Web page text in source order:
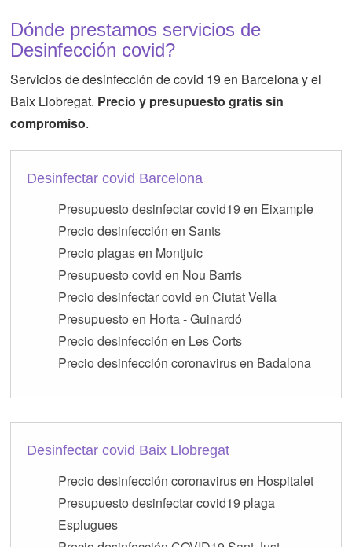
Dónde prestamos servicios de
Desinfección covid?
Servicios de desinfección de covid 19 en Barcelona y el
Baix Llobregat. Precio y presupuesto gratis sin
compromiso.
Desinfectar covid Barcelona
Presupuesto desinfectar covid19 en Eixample
Precio desinfección en Sants
Precio plagas en Montjuic
Presupuesto covid en Nou Barris
Precio desinfectar covid en Ciutat Vella
Presupuesto en Horta - Guinardó
Precio desinfección en Les Corts
Precio desinfección coronavirus en Badalona
Desinfectar covid Baix Llobregat
Precio desinfección coronavirus en Hospitalet
Presupuesto desinfectar covid19 plaga
Esplugues